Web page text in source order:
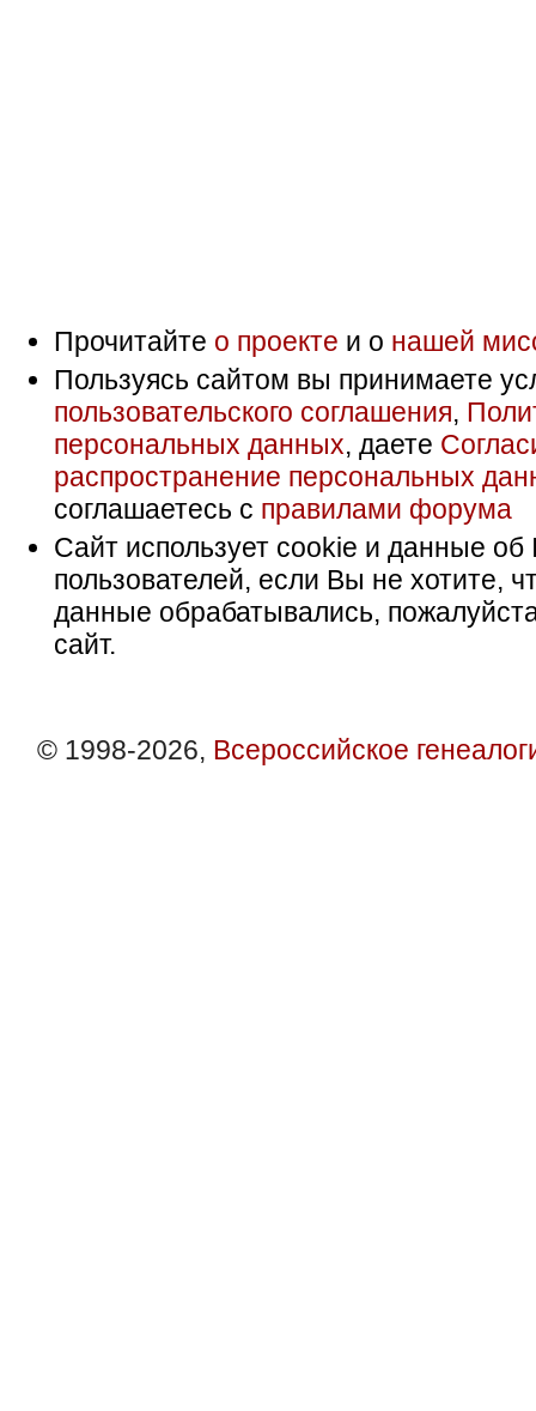
Прочитайте о проекте и о нашей
Пользуясь сайтом вы принимаете
пользовательского соглашения,
персональных данных, даете
распространение персональных
соглашаетесь с правилами форума
Сайт использует cookie и данные об
пользователей, если Вы не хотите,
данные обрабатывались,
сайт.
© 1998-2026, Всероссийское